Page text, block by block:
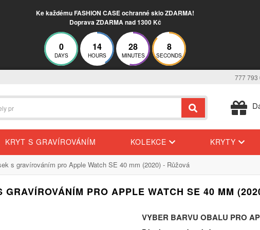
Ke každému FASHION CASE ochranné sklo ZDARMA!
Doprava ZDARMA nad 1300 Kč
0
DAYS
14
HOURS
28
MINUTES
8
SECONDS
777 793
KRYT S GRAVÍROVÁNÍM KOLEKCE KRYTY
s gravírováním pro Apple Watch SE 40 mm (2020) - Růžová
GRAVÍROVÁNÍM PRO APPLE WATCH SE 40 MM
VYBER BARVU OBALU PRO